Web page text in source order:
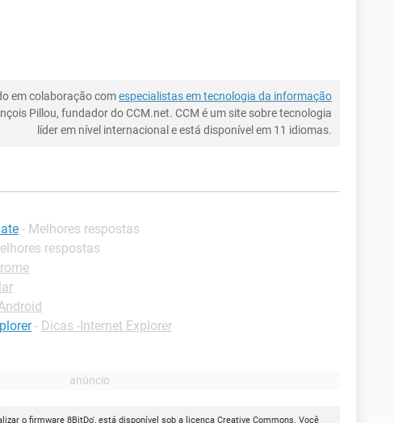
em colaboração comespecialistas em tecnologia da informação
Pillou, fundador do CCM.net. CCM é um site sobre tecnologia
líder em nível internacional e está disponível em 11 idiomas.
- Melhores respostas
respostas
- Dicas -Internet Explorer
o firmware 8BitDo', está disponível sob a licença Creative Commons. Você